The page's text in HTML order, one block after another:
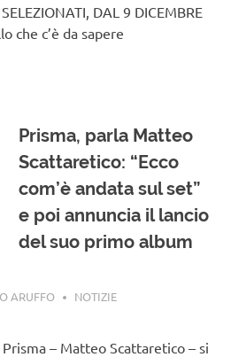
DAL 9 DICEMBRE
che c’è da sapere
Prisma, parla Matteo
Scattaretico: “Ecco
com’è andata sul set”
e poi annuncia il lancio
del suo primo album
ARUFFO
NOTIZIE
– Matteo Scattaretico – si